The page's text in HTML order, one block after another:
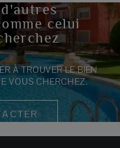
celui
À TROUVER LE BIEN
VOUS CHERCHEZ.